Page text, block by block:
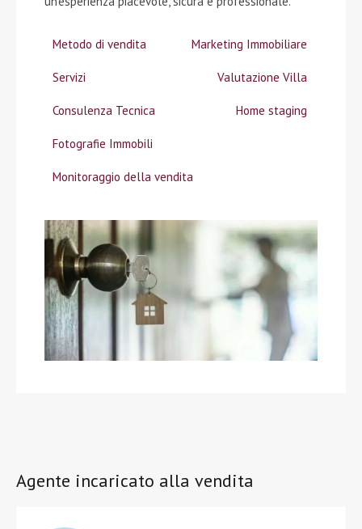
Metodo di vendita Marketing Immobiliare
Servizi Valutazione Villa
Consulenza Tecnica Home staging
Fotografie Immobili
Monitoraggio della vendita
Agente incaricato alla vendita